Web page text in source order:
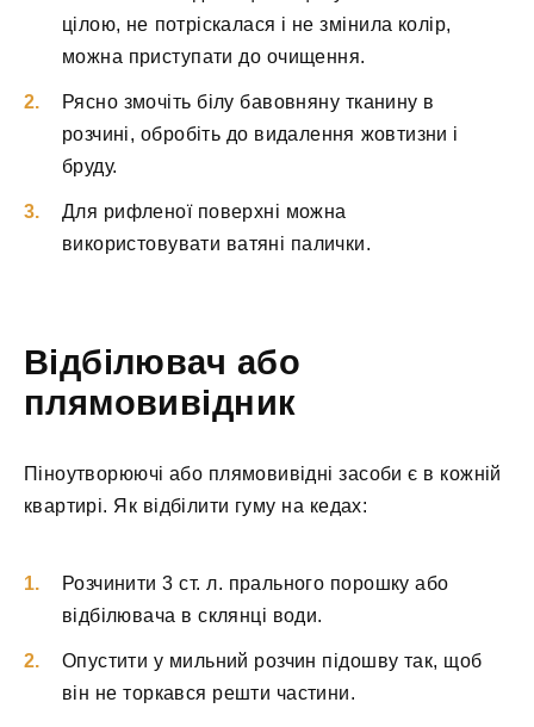
цілою, не потріскалася і не змінила колір,
можна приступати до очищення.
Рясно змочіть білу бавовняну тканину в
розчині, обробіть до видалення жовтизни і
бруду.
Для рифленої поверхні можна
використовувати ватяні палички.
Відбілювач або
плямовивідник
Піноутворюючі або плямовивідні засоби є в кожній
квартирі. Як відбілити гуму на кедах:
Розчинити 3 ст. л. прального порошку або
відбілювача в склянці води.
Опустити у мильний розчин підошву так, щоб
він не торкався решти частини.